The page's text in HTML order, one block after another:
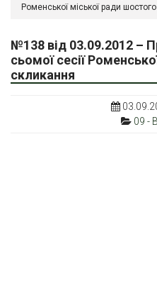
Роменської міської ради
№138 від 03.09.2012 –
сьомої сесії
скликання
09 -